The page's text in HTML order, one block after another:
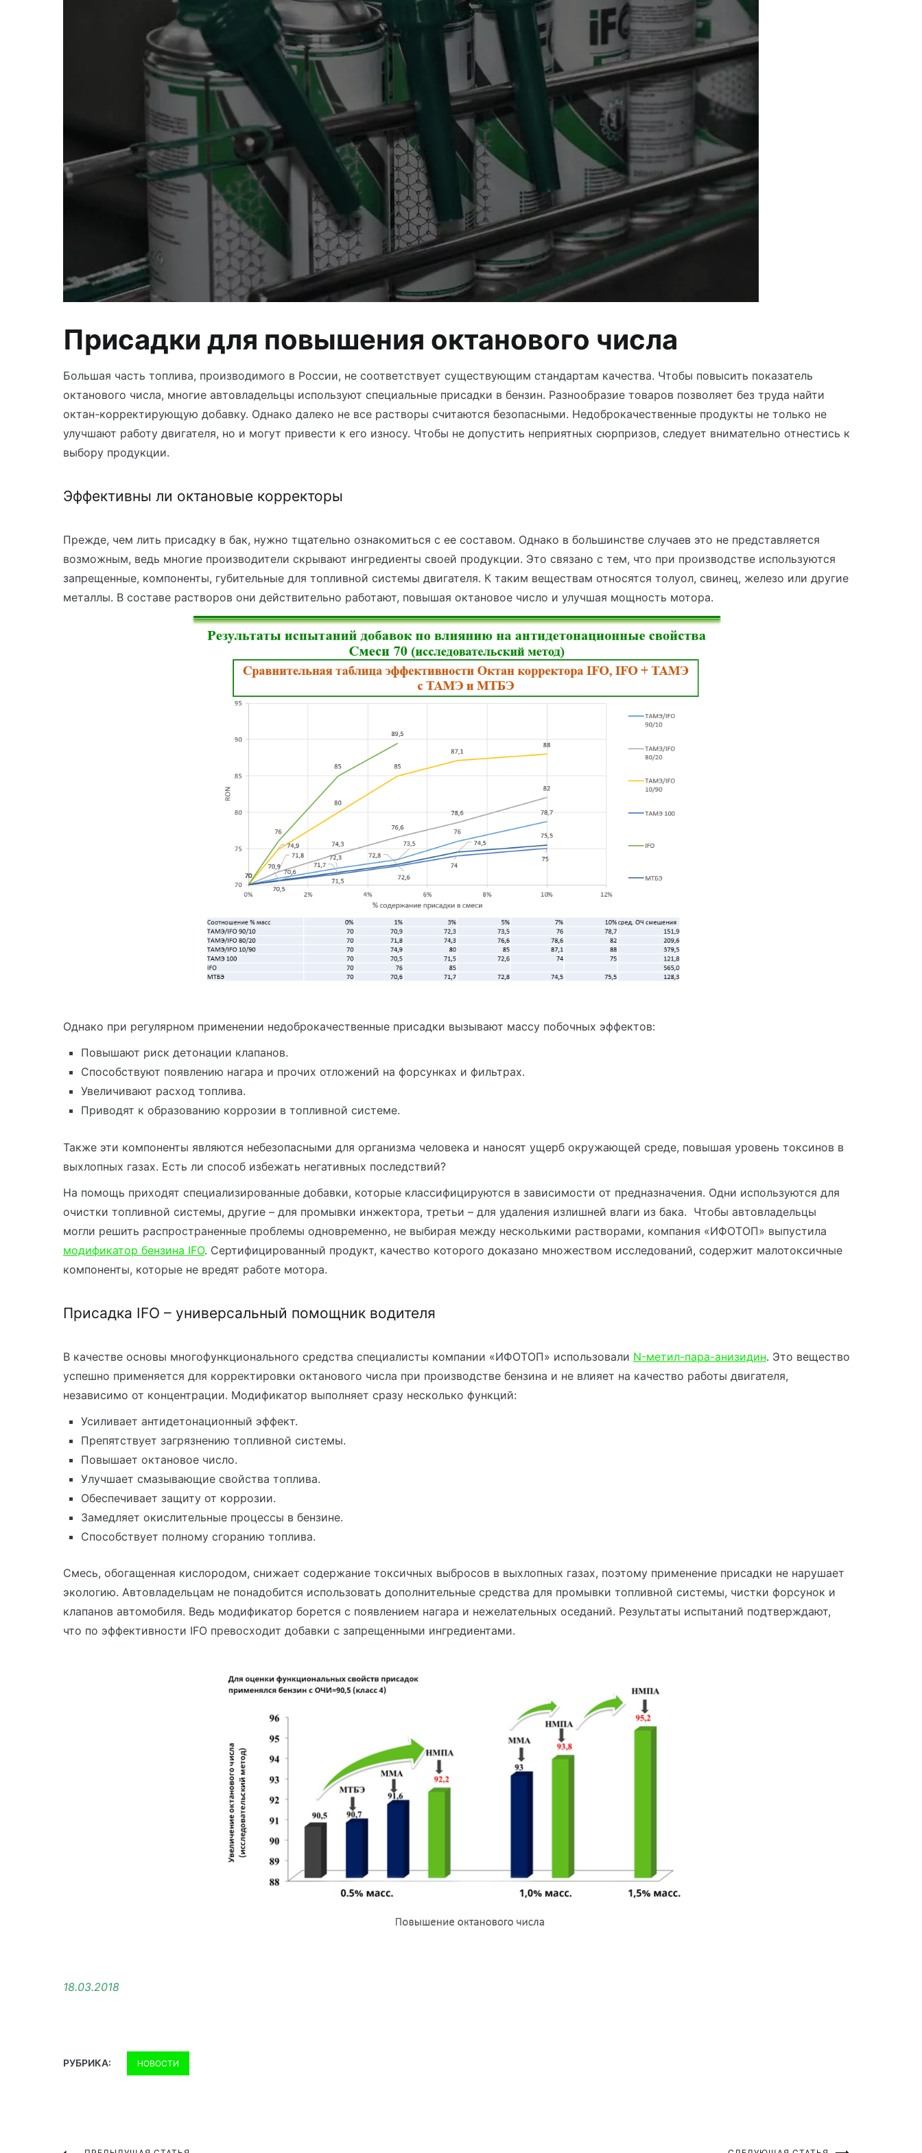
Присадки для повышения октанового числа
Большая часть топлива, производимого в России, не соответствует существующим стандартам качества. Чтобы повысить показатель
октанового числа, многие автовладельцы используют специальные присадки в бензин. Разнообразие товаров позволяет без труда найти
октан-корректирующую добавку. Однако далеко не все растворы считаются безопасными. Недоброкачественные продукты не только не
улучшают работу двигателя, но и могут привести к его износу. Чтобы не допустить неприятных сюрпризов, следует внимательно отнестись к
выбору продукции.
Эффективны ли октановые корректоры
Прежде, чем лить присадку в бак, нужно тщательно ознакомиться с ее составом. Однако в большинстве случаев это не представляется
возможным, ведь многие производители скрывают ингредиенты своей продукции. Это связано с тем, что при производстве используются
запрещенные, компоненты, губительные для топливной системы двигателя. К таким веществам относятся толуол, свинец, железо или другие
металлы. В составе растворов они действительно работают, повышая октановое число и улучшая мощность мотора.
Однако при регулярном применении недоброкачественные присадки вызывают массу побочных эффектов:
Повышают риск детонации клапанов.
Способствуют появлению нагара и прочих отложений на форсунках и фильтрах.
Увеличивают расход топлива.
Приводят к образованию коррозии в топливной системе.
Также эти компоненты являются небезопасными для организма человека и наносят ущерб окружающей среде, повышая уровень токсинов в
выхлопных газах. Есть ли способ избежать негативных последствий?
На помощь приходят специализированные добавки, которые классифицируются в зависимости от предназначения. Одни используются для
очистки топливной системы, другие – для промывки инжектора, третьи – для удаления излишней влаги из бака. Чтобы автовладельцы
могли решить распространенные проблемы одновременно, не выбирая между несколькими растворами, компания «ИФОТОП» выпустила
модификатор бензина IFO. Сертифицированный продукт, качество которого доказано множеством исследований, содержит малотоксичные
компоненты, которые не вредят работе мотора.
Присадка IFO – универсальный помощник водителя
В качестве основы многофункционального средства специалисты компании «ИФОТОП» использовали N-метил-пара-анизидин. Это вещество
успешно применяется для корректировки октанового числа при производстве бензина и не влияет на качество работы двигателя,
независимо от концентрации. Модификатор выполняет сразу несколько функций:
Усиливает антидетонационный эффект.
Препятствует загрязнению топливной системы.
Повышает октановое число.
Улучшает смазывающие свойства топлива.
Обеспечивает защиту от коррозии.
Замедляет окислительные процессы в бензине.
Способствует полному сгоранию топлива.
Смесь, обогащенная кислородом, снижает содержание токсичных выбросов в выхлопных газах, поэтому применение присадки не нарушает
экологию. Автовладельцам не понадобится использовать дополнительные средства для промывки топливной системы, чистки форсунок и
клапанов автомобиля. Ведь модификатор борется с появлением нагара и нежелательных оседаний. Результаты испытаний подтверждают,
что по эффективности IFO превосходит добавки с запрещенными ингредиентами.
18.03.2018
РУБРИКА: НОВОСТИ